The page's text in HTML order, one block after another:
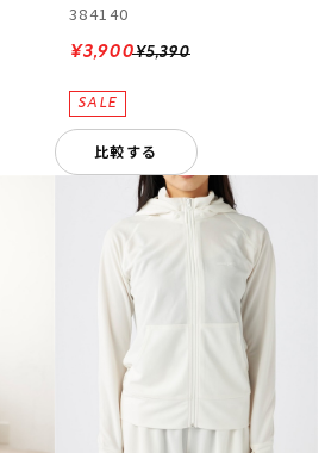
384140
¥5,390
¥3,900
比較する